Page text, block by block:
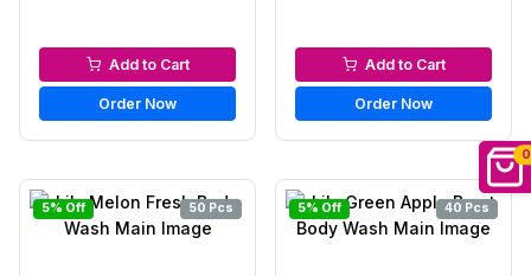
0
Bath & Shower
Add to Cart
Order Now
Bath & Shower
Add to Cart
Order Now
5% Off 50 Pcs 5% Off 40 Pcs